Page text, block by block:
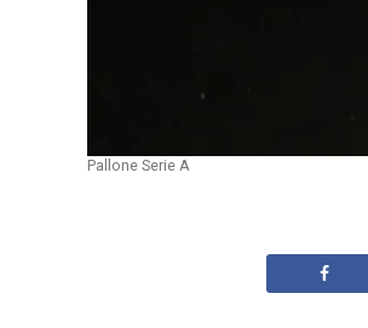
Pallone Serie A